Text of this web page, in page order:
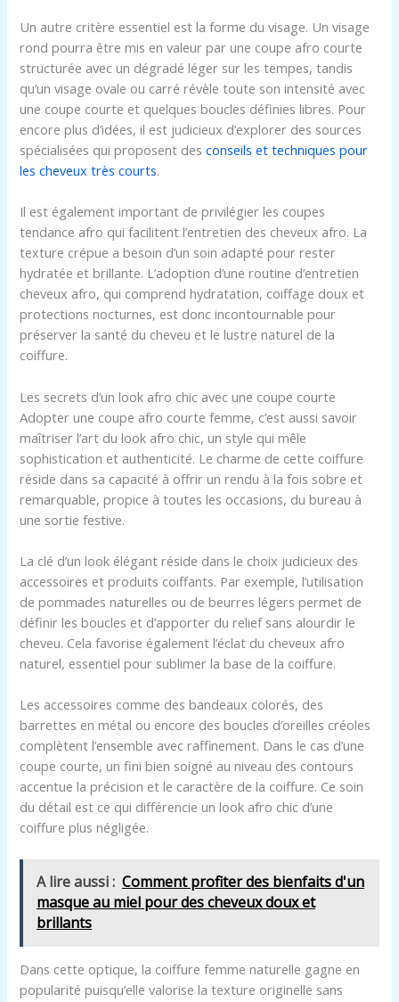
Un autre critère essentiel est la forme du visage. Un visage
rond pourra être mis en valeur par une coupe afro courte
structurée avec un dégradé léger sur les tempes, tandis
qu’un visage ovale ou carré révèle toute son intensité avec
une coupe courte et quelques boucles définies libres. Pour
encore plus d’idées, il est judicieux d’explorer des sources
spécialisées qui proposent desconseils et techniques pour
les cheveux très courts.
Il est également important de privilégier les coupes
tendance afro qui facilitent l’entretien des cheveux afro. La
texture crépue a besoin d’un soin adapté pour rester
hydratée et brillante. L’adoption d’une routine d’entretien
cheveux afro, qui comprend hydratation, coiffage doux et
protections nocturnes, est donc incontournable pour
préserver la santé du cheveu et le lustre naturel de la
coiffure.
Les secrets d’un look afro chic avec une coupe courte
Adopter une coupe afro courte femme, c’est aussi savoir
maîtriser l’art du look afro chic, un style qui mêle
sophistication et authenticité. Le charme de cette coiffure
réside dans sa capacité à offrir un rendu à la fois sobre et
remarquable, propice à toutes les occasions, du bureau à
une sortie festive.
La clé d’un look élégant réside dans le choix judicieux des
accessoires et produits coiffants. Par exemple, l’utilisation
de pommades naturelles ou de beurres légers permet de
définir les boucles et d’apporter du relief sans alourdir le
cheveu. Cela favorise également l’éclat du cheveux afro
naturel, essentiel pour sublimer la base de la coiffure.
Les accessoires comme des bandeaux colorés, des
barrettes en métal ou encore des boucles d’oreilles créoles
complètent l’ensemble avec raffinement. Dans le cas d’une
coupe courte, un fini bien soigné au niveau des contours
accentue la précision et le caractère de la coiffure. Ce soin
du détail est ce qui différencie un look afro chic d’une
coiffure plus négligée.
A lire aussi : Comment profiter des bienfaits d'un
masque au miel pour des cheveux doux et
brillants
Dans cette optique, la coiffure femme naturelle gagne en
popularité puisqu’elle valorise la texture originelle sans